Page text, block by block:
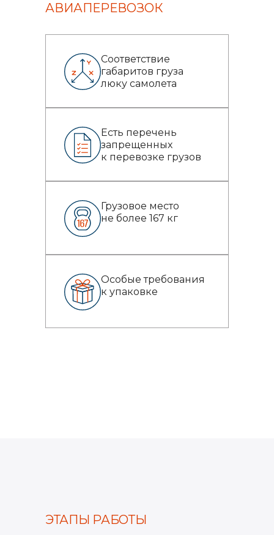
АВИАПЕРЕВОЗОК
Соответствие
габаритов груза
люку самолета
Есть перечень
запрещенных
к перевозке грузов
Грузовое место
не более 167 кг
Особые требования
к упаковке
ЭТАПЫ РАБОТЫ